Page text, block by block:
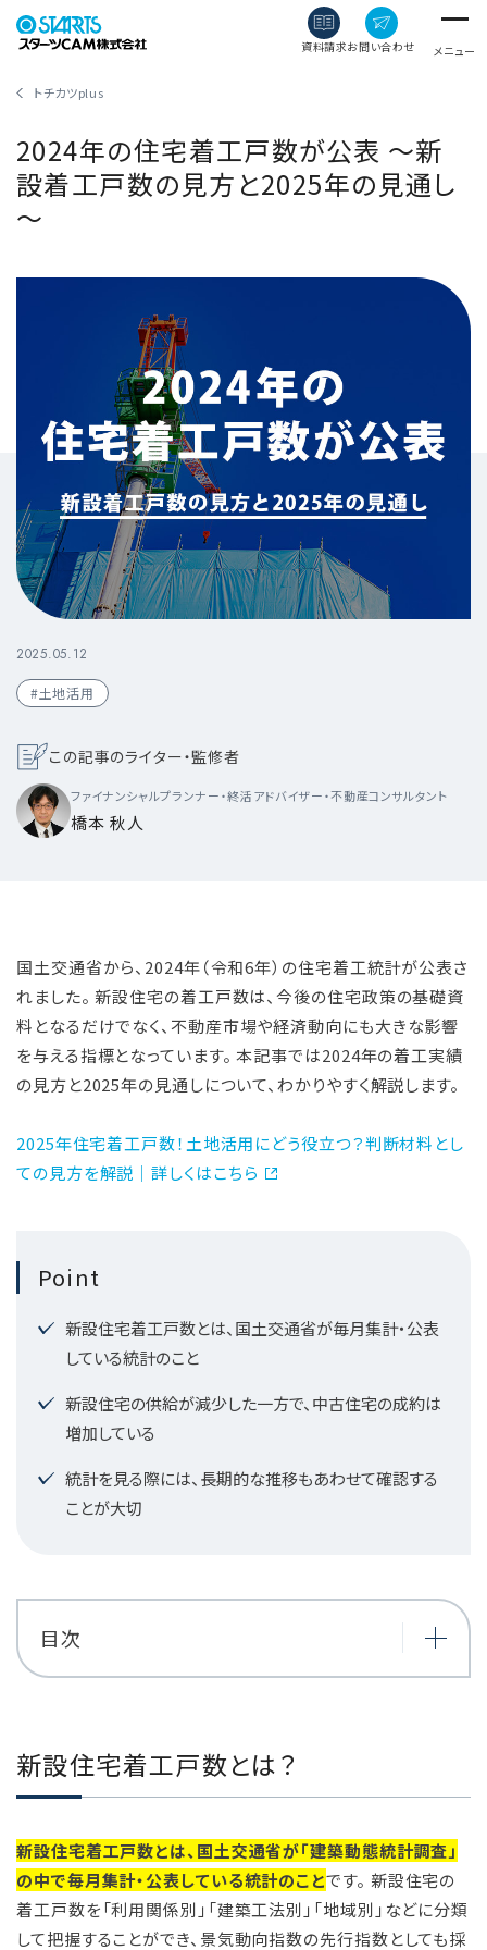
資料請求お問い合わせ メニュー
トチカツplus
2024年の住宅着工戸数が公表 ～新
設着工戸数の見方と2025年の見通し
～
2025.05.12
#土地活用
この記事のライター・監修者
ファイナンシャルプランナー・終活アドバイザー・不動産コンサルタント
橋本 秋人
国土交通省から、2024年（令和6年）の住宅着工統計が公表さ
れました。 新設住宅の着工戸数は、今後の住宅政策の基礎資
料となるだけでなく、不動産市場や経済動向にも大きな影響
を与える指標となっています。 本記事では2024年の着工実績
の見方と2025年の見通しについて、わかりやすく解説します。
2025年住宅着工戸数！土地活用にどう役立つ？判断材料とし
ての見方を解説│詳しくはこちら
Point
新設住宅着工戸数とは、国土交通省が毎月集計・公表
している統計のこと
新設住宅の供給が減少した一方で、中古住宅の成約は
増加している
統計を見る際には、長期的な推移もあわせて確認する
ことが大切
目次
新設住宅着工戸数とは？
新設住宅着工戸数とは、国土交通省が「建築動態統計調査」
の中で毎月集計・公表している統計のことです。 新設住宅の
着工戸数を「利用関係別」「建築工法別」「地域別」などに分類
して把握することができ、景気動向指数の先行指数としても採